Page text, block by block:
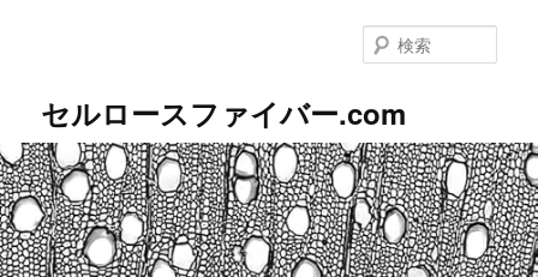
ン
ツ
へ
移
動
セルロースファイバー.com
索